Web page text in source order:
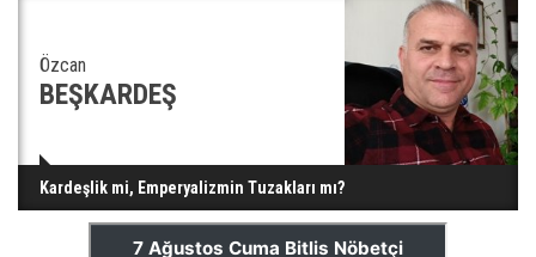
Özcan
BEŞKARDEŞ
Kardeşlik mi, Emperyalizmin Tuzakları mı?